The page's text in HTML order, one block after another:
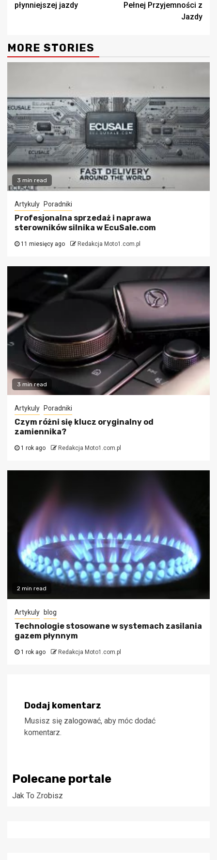
płynniejszej jazdy
Pełnej Przyjemności z
Jazdy
MORE STORIES
3 min read
Artykuly Poradniki
Profesjonalna sprzedaż i naprawa
sterowników silnika w EcuSale.com
11 miesięcy ago Redakcja Moto1.com.pl
3 min read
Artykuly Poradniki
Czym różni się klucz oryginalny od
zamiennika?
1 rok ago Redakcja Moto1.com.pl
2 min read
Artykuly blog
Technologie stosowane w systemach zasilania
gazem płynnym
1 rok ago Redakcja Moto1.com.pl
Dodaj komentarz
Musisz się zalogować, aby móc dodać
komentarz.
Polecane portale
Jak To Zrobisz